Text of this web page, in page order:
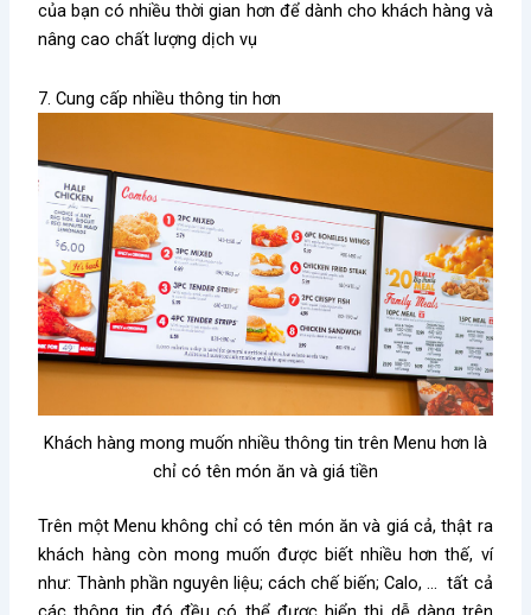
của bạn có nhiều thời gian hơn để dành cho khách hàng và
nâng cao chất lượng dịch vụ
7. Cung cấp nhiều thông tin hơn
Khách hàng mong muốn nhiều thông tin trên Menu hơn là
chỉ có tên món ăn và giá tiền
Trên một Menu không chỉ có tên món ăn và giá cả, thật ra
khách hàng còn mong muốn được biết nhiều hơn thế, ví
như: Thành phần nguyên liệu; cách chế biến; Calo, … tất cả